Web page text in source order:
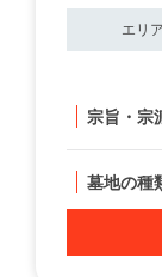
エリ
宗旨・宗
墓地の種